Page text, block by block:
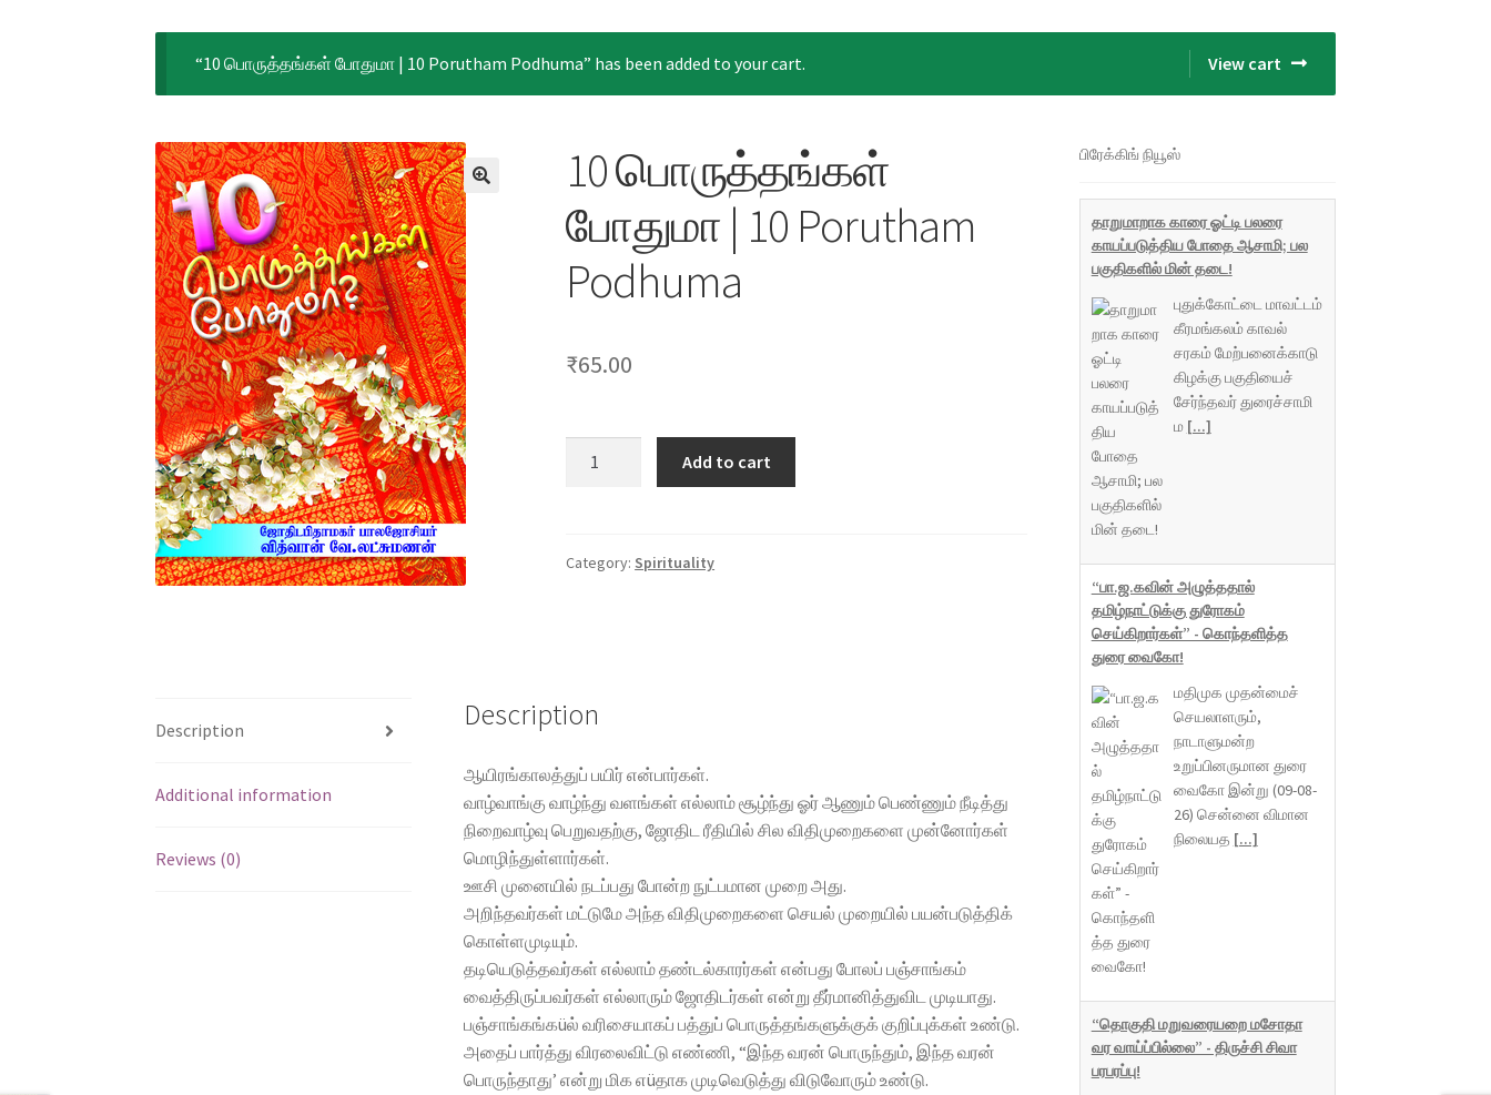
View cart
“10 பொருத்தங்கள் போதுமா | 10 Porutham Podhuma” has been added to your cart.
10 பொருத்தங்கள்
போதுமா | 10 Porutham
Podhuma
₹65.00
10
Add to cart
Category: Spirituality
Description
Additional information
Reviews (0)
Description
ஆயிரங்காலத்துப் பயிர் என்பார்கள்.
வாழ்வாங்கு வாழ்ந்து வளங்கள் எல்லாம் சூழ்ந்து ஓர் ஆணும் பெண்ணும் நீடித்து
நிறைவாழ்வு பெறுவதற்கு, ஜோதிட ரீதியில் சில விதிமுறைகளை முன்னோர்கள்
மொழிந்துள்ளார்கள்.
ஊசி முனையில் நடப்பது போன்ற நுட்பமான முறை அது.
அறிந்தவர்கள் மட்டுமே அந்த விதிமுறைகளை செயல் முறையில் பயன்படுத்திக்
கொள்ளமுடியும்.
தடியெடுத்தவர்கள் எல்லாம் தண்டல்காரர்கள் என்பது போலப் பஞ்சாங்கம்
வைத்திருப்பவர்கள் எல்லாரும் ஜோதிடர்கள் என்று தீர்மானித்துவிட முடியாது.
பஞ்சாங்கங்கüல் வரிசையாகப் பத்துப் பொருத்தங்களுக்குக் குறிப்புக்கள் உண்டு.
அதைப் பார்த்து விரலைவிட்டு எண்ணி, “இந்த வரன் பொருந்தும், இந்த வரன்
பொருந்தாது’ என்று மிக எüதாக முடிவெடுத்து விடுவோரும் உண்டு.
பிரேக்கிங் நியூஸ்
தாறுமாறாக காரை ஓட்டி பலரை
காயப்படுத்திய போதை ஆசாமி; பல
பகுதிகளில் மின் தடை!
புதுக்கோட்டை மாவட்டம்
கீரமங்கலம் காவல்
சரகம் மேற்பனைக்காடு
கிழக்கு பகுதியைச்
சேர்ந்தவர் துரைச்சாமி
ம [...]
“பா.ஜ.கவின் அழுத்ததால்
தமிழ்நாட்டுக்கு துரோகம்
செய்கிறார்கள்” - கொந்தளித்த
துரை வைகோ!
மதிமுக முதன்மைச்
செயலாளரும்,
நாடாளுமன்ற
உறுப்பினருமான துரை
வைகோ இன்று (09-08-
26) சென்னை விமான
நிலையத [...]
“தொகுதி மறுவரையறை மசோதா
வர வாய்ப்பில்லை” - திருச்சி சிவா
பரபரப்பு!